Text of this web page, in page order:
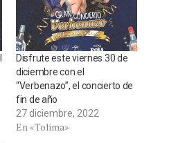
Disfrute este viernes 30 de
diciembre con el
“Verbenazo”, el concierto de
fin de año
27 diciembre, 2022
En «Tolima»